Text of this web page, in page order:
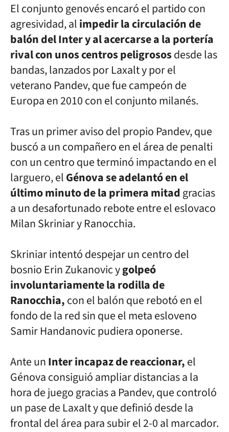
El conjunto genovés encaró el partido con
agresividad, alimpedir la circulación de
balón del Inter y al acercarse a la portería
rival con unos centros peligrososdesde las
bandas, lanzados por Laxalt y por el
veterano Pandev, que fue campeón de
Europa en 2010 con el conjunto milanés.
Tras un primer aviso del propio Pandev, que
buscó a un compañero en el área de penalti
con un centro que terminó impactando en el
larguero, elGénova se adelantó en el
último minuto de la primera mitadgracias
a un desafortunado rebote entre el eslovaco
Milan Skriniar y Ranocchia.
Skriniar intentó despejar un centro del
bosnio Erin Zukanovic ygolpeó
involuntariamente la rodilla de
Ranocchia,con el balón que rebotó en el
fondo de la red sin que el meta esloveno
Samir Handanovic pudiera oponerse.
Ante unInter incapaz de reaccionar,el
Génova consiguió ampliar distancias a la
hora de juego gracias a Pandev, que controló
un pase de Laxalt y que definió desde la
frontal del área para subir el 2-0 al marcador.